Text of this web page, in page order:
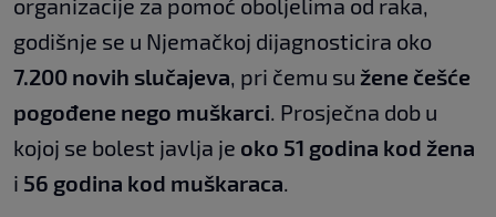
organizacije za pomoć oboljelima od raka,
godišnje se u Njemačkoj dijagnosticira oko
7.200 novih slučajeva, pri čemu su žene češće
pogođene nego muškarci. Prosječna dob u
kojoj se bolest javlja je oko 51 godina kod žena
i 56 godina kod muškaraca.